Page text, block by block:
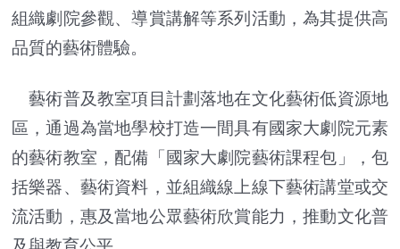
組織劇院參觀、導賞講解等系列活動，為其提供高
品質的藝術體驗。
藝術普及教室項目計劃落地在文化藝術低資源地
區，通過為當地學校打造一間具有國家大劇院元素
的藝術教室，配備「國家大劇院藝術課程包」，包
括樂器、藝術資料，並組織線上線下藝術講堂或交
流活動，惠及當地公眾藝術欣賞能力，推動文化普